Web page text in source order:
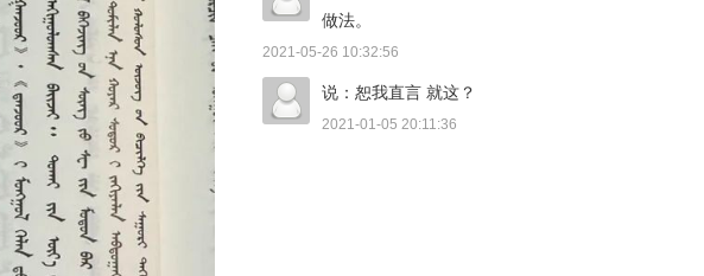
做法。
2021-05-26 10:32:56
说：恕我直言 就这？
2021-01-05 20:11:36